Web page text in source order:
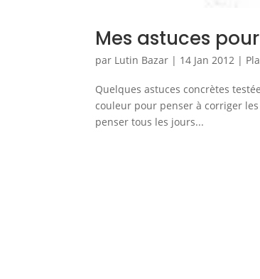
Mes astuces
par Lutin Bazar | 14 Jan 2012 |
Quelques astuces concrètes
couleur pour penser à corriger
penser tous les jours...